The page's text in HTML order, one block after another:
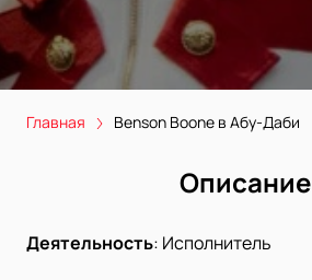
Главная Benson Boone в Абу-Даби
Описание
Деятельность: Исполнитель